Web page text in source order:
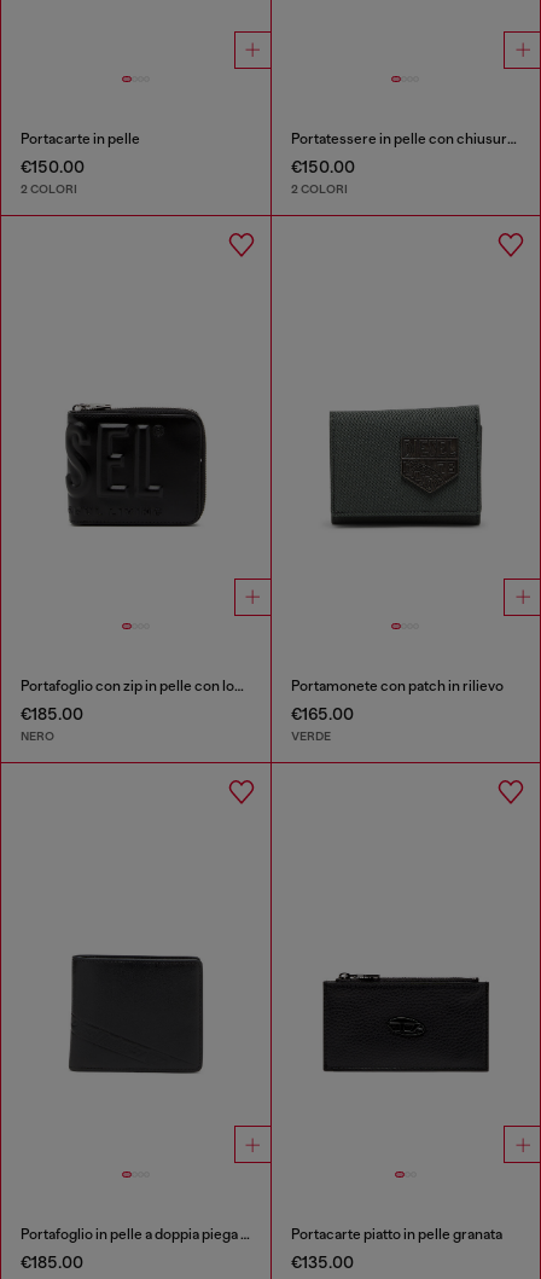
Portacarte in pelle
€150.00
2 COLORI
Portatessere in pelle con chiusura a zip
€150.00
2 COLORI
Portafoglio con zip in pelle con logo a rilievo
€185.00
NERO
Portamonete con patch in rilievo
€165.00
VERDE
Portafoglio in pelle a doppia piega con logo in rilievo
€185.00
Portacarte piatto in pelle granata
€135.00